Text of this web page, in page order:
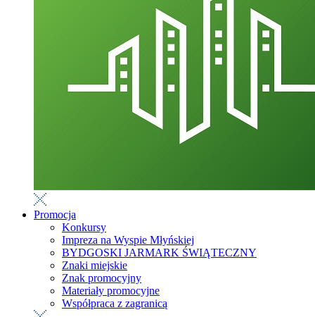
Promocja
Konkursy
Impreza na Wyspie Młyńskiej
BYDGOSKI JARMARK ŚWIĄTECZNY
Znaki miejskie
Znak promocyjny
Materiały promocyjne
Współpraca z zagranicą